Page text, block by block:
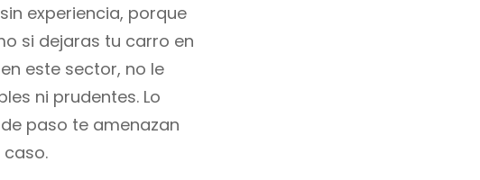
experiencia, porque
si dejaras tu carro en
este sector, no le
ni prudentes. Lo
paso te amenazan